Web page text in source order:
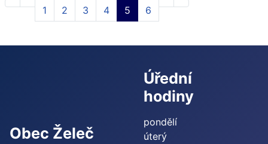
1 2 3 4 5 6
Obec Želeč
Úřední
hodiny
pondělí
úterý